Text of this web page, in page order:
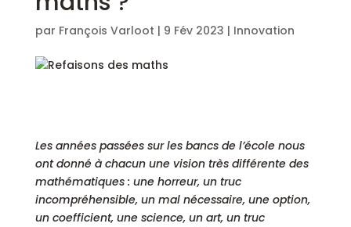
par François Varloot | 9 Fév 2023 | Innovation
Les années passées sur les bancs de l’école nous
ont donné à chacun une vision très différente des
mathématiques : une horreur, un truc
incompréhensible, un mal nécessaire, une option,
un coefficient, une science, un art, un truc